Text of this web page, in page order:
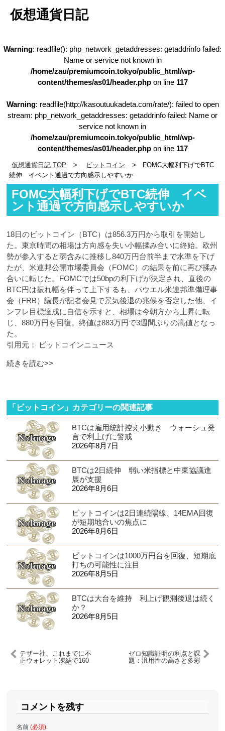
仮想通貨日記
Warning: readfile(): php_network_getaddresses: getaddrinfo failed:
Name or service not known in
/home/zau/premiumcoin.tokyo/public_html/wp-
content/themes/as01/header.phpon line 117
Warning: readfile(http://kasoutuukadeta.com/rate/): failed to open
stream: php_network_getaddresses: getaddrinfo failed: Name or
service not known in
/home/zau/premiumcoin.tokyo/public_html/wp-
content/themes/as01/header.phpon line 117
仮想通貨日記 TOP ビットコイン
FOMC大幅利下げでBTC
続伸 イベント通過で方向感示しやすいか
FOMC大幅利下げでBTC続伸 イベ
ント通過で方向感示しやすいか
18日のビットコイン（BTC）は856.3万円から取引を開始し
た。東京時間の相場は方向感を失い小幅揉み合いに終始。欧州
勢が参入すると弱含みに推移し840万円台前半まで水準を下げ
たが、米連邦公開市場委員会（FOMC）の結果を前に再び揉み
合いに転じた。FOMCでは50bpの利下げが決定され、直後の
BTC円は振れ幅を伴って上下するも、パウエル米連邦準備理事
会（FRB）議長が記者会見で景気後退の兆候を否定した他、イ
ンフレ目標達成に自信を示すと、相場は今朝方から上昇に転
じ、880万円を回復。終値は883万円で3週間ぶりの高値となっ
た。
引用元： ビットコインニュース
続きを読む>>
「ビットコイン」カテゴリーの関連記事
BTCは雇用統計控え小動き ウォーシュ発
言で利上げに警戒
2026年8月7日
BTCは2日続伸 弱い米指標と中東協議進
展が支援
2026年8月6日
ビットコインは2日連続陽線、14EMA回復
が短期地合いの焦点に
2026年8月6日
ビットコインは1000万円台を回復、短期底
打ちの可能性に注目
2026年8月5日
BTCは大台を維持 利上げ観測後退は続く
か？
2026年8月5日
テザー社、これまでに不
正ウォレット凍結で160
ゼロ知識証明の利点と課
題：汎用性の高さと多彩
コメントを残す
名前(必須)